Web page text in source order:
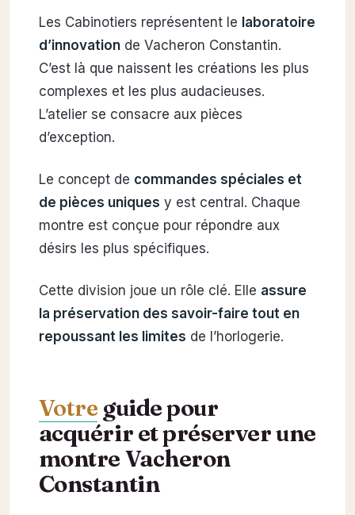
Les Cabinotiers représentent le laboratoire
d’innovationde Vacheron Constantin.
C’est là que naissent les créations les plus
complexes et les plus audacieuses.
L’atelier se consacre aux pièces
d’exception.
Le concept de commandes spéciales et
de pièces uniques y est central. Chaque
montre est conçue pour répondre aux
désirs les plus spécifiques.
Cette division joue un rôle clé. Elle assure
la préservation des savoir-faire tout en
repoussant les limites de l’horlogerie.
Votre guide pour
acquérir et préserver une
montre Vacheron
Constantin